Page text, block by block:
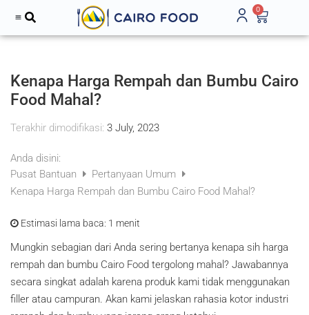
0
Kenapa Harga Rempah dan Bumbu Cairo
Food Mahal?
Terakhir dimodifikasi: 3 July, 2023
Anda disini:
Pusat Bantuan
Pertanyaan Umum
Kenapa Harga Rempah dan Bumbu Cairo Food Mahal?
Estimasi lama baca: 1 menit
Mungkin sebagian dari Anda sering bertanya kenapa sih harga
rempah dan bumbu Cairo Food tergolong mahal? Jawabannya
secara singkat adalah karena produk kami tidak menggunakan
filler atau campuran. Akan kami jelaskan rahasia kotor industri